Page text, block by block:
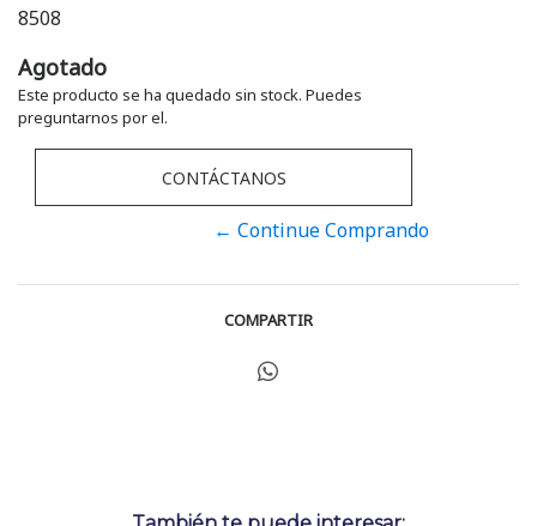
8508
Agotado
Este producto se ha quedado sin stock. Puedes
preguntarnos por el.
CONTÁCTANOS
← Continue Comprando
COMPARTIR